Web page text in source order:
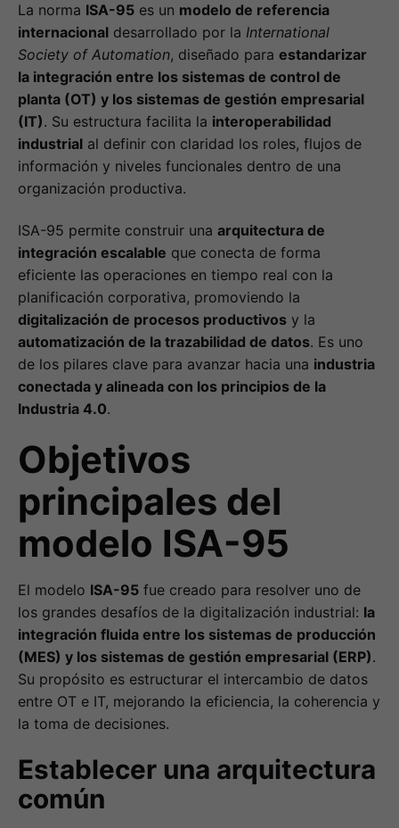
La norma ISA-95 es un modelo de referencia
internacional desarrollado por la International
Society of Automation, diseñado para estandarizar
la integración entre los sistemas de control de
planta (OT) y los sistemas de gestión empresarial
(IT). Su estructura facilita la interoperabilidad
industrial al definir con claridad los roles, flujos de
información y niveles funcionales dentro de una
organización productiva.
ISA-95 permite construir una arquitectura de
integración escalable que conecta de forma
eficiente las operaciones en tiempo real con la
planificación corporativa, promoviendo la
digitalización de procesos productivos y la
automatización de la trazabilidad de datos. Es uno
de los pilares clave para avanzar hacia una industria
conectada y alineada con los principios de la
Industria 4.0.
Objetivos
principales del
modelo ISA-95
El modelo ISA-95 fue creado para resolver uno de
los grandes desafíos de la digitalización industrial: la
integración fluida entre los sistemas de producción
(MES) y los sistemas de gestión empresarial (ERP).
Su propósito es estructurar el intercambio de datos
entre OT e IT, mejorando la eficiencia, la coherencia y
la toma de decisiones.
Establecer una arquitectura
común